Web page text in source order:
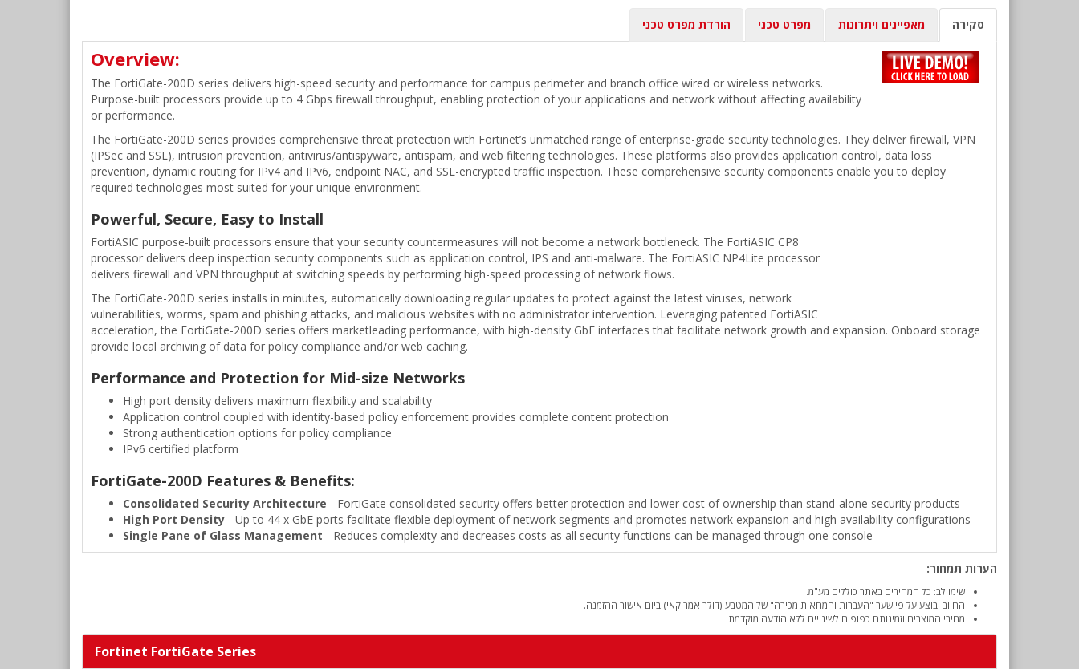
סקירה מאפיינים ויתרונות מפרט טכני הורדת מפרט טכני
Overview:
The FortiGate-200D series delivers high-speed security and performance for campus perimeter and branch office wired or wireless networks.
Purpose-built processors provide up to 4 Gbps firewall throughput, enabling protection of your applications and network without affecting availability
or performance.
The FortiGate-200D series provides comprehensive threat protection with Fortinet’s unmatched range of enterprise-grade security technologies. They deliver firewall, VPN
(IPSec and SSL), intrusion prevention, antivirus/antispyware, antispam, and web filtering technologies. These platforms also provides application control, data loss
prevention, dynamic routing for IPv4 and IPv6, endpoint NAC, and SSL-encrypted traffic inspection. These comprehensive security components enable you to deploy
required technologies most suited for your unique environment.
Powerful, Secure, Easy to Install
FortiASIC purpose-built processors ensure that your security countermeasures will not become a network bottleneck. The FortiASIC CP8
processor delivers deep inspection security components such as application control, IPS and anti-malware. The FortiASIC NP4Lite processor
delivers firewall and VPN throughput at switching speeds by performing high-speed processing of network flows.
The FortiGate-200D series installs in minutes, automatically downloading regular updates to protect against the latest viruses, network
vulnerabilities, worms, spam and phishing attacks, and malicious websites with no administrator intervention. Leveraging patented FortiASIC
acceleration, the FortiGate-200D series offers marketleading performance, with high-density GbE interfaces that facilitate network growth and expansion. Onboard storage
provide local archiving of data for policy compliance and/or web caching.
Performance and Protection for Mid-size Networks
High port density delivers maximum flexibility and scalability
Application control coupled with identity-based policy enforcement provides complete content protection
Strong authentication options for policy compliance
IPv6 certified platform
FortiGate-200D Features & Benefits:
Consolidated Security Architecture - FortiGate consolidated security offers better protection and lower cost of ownership than stand-alone security products
High Port Density - Up to 44 x GbE ports facilitate flexible deployment of network segments and promotes network expansion and high availability configurations
Single Pane of Glass Management - Reduces complexity and decreases costs as all security functions can be managed through one console
הערות תמחור:
שימו לב: כל המחירים באתר כוללים מע"מ.
החיוב יבוצע על פי שער "העברות והמחאות מכירה" של המטבע (דולר אמריקאי) ביום אישור ההזמנה.
מחירי המוצרים וזמינותם כפופים לשינויים ללא הודעה מוקדמת.
Fortinet FortiGate Series